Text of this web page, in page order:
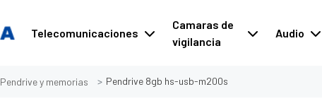
Telecomunicaciones
Camaras de
vigilancia
Audio
Pendrive y memorias Pendrive 8gb hs-usb-m200s